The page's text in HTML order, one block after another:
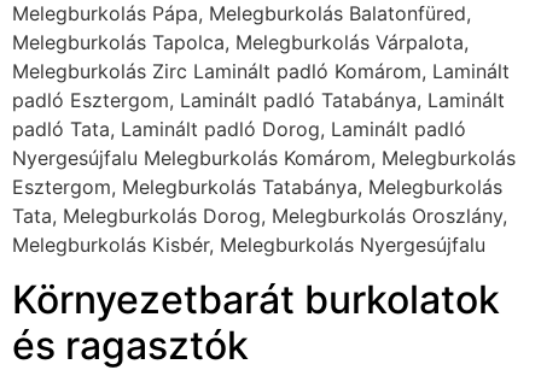
Melegburkolás Pápa, Melegburkolás Balatonfüred,
Melegburkolás Tapolca, Melegburkolás Várpalota,
Melegburkolás Zirc Laminált padló Komárom, Laminált
padló Esztergom, Laminált padló Tatabánya, Laminált
padló Tata, Laminált padló Dorog, Laminált padló
Nyergesújfalu Melegburkolás Komárom, Melegburkolás
Esztergom, Melegburkolás Tatabánya, Melegburkolás
Tata, Melegburkolás Dorog, Melegburkolás Oroszlány,
Melegburkolás Kisbér, Melegburkolás Nyergesújfalu
Környezetbarát burkolatok
és ragasztók